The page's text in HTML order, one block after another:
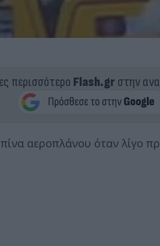
περισσότερο Flash.grστην
αεροπλάνου όταν λίγο